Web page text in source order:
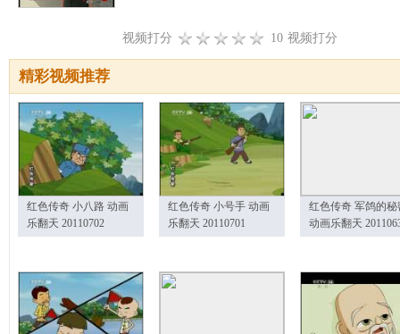
视频打分 10 视频打分
精彩视频推荐
红色传奇 小八路 动画
乐翻天 20110702
红色传奇 小号手 动画
乐翻天 20110701
红色传奇 军鸽的秘
动画乐翻天